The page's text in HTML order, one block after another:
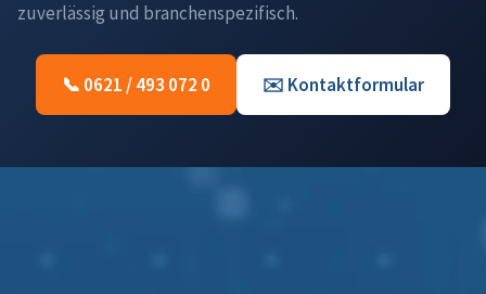
zuverlässig und branchenspezifisch.
📞 0621 / 493 072 0 ✉️ Kontaktformular